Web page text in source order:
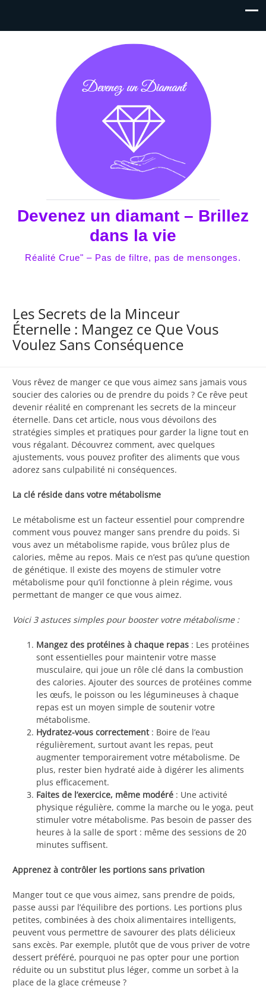
Devenez un diamant – Brillez
dans la vie
Réalité Crue" – Pas de filtre, pas de mensonges.
Les Secrets de la Minceur
Éternelle : Mangez ce Que Vous
Voulez Sans Conséquence
Vous rêvez de manger ce que vous aimez sans jamais vous
soucier des calories ou de prendre du poids ? Ce rêve peut
devenir réalité en comprenant les secrets de la minceur
éternelle. Dans cet article, nous vous dévoilons des
stratégies simples et pratiques pour garder la ligne tout en
vous régalant. Découvrez comment, avec quelques
ajustements, vous pouvez profiter des aliments que vous
adorez sans culpabilité ni conséquences.
La clé réside dans votre métabolisme
Le métabolisme est un facteur essentiel pour comprendre
comment vous pouvez manger sans prendre du poids. Si
vous avez un métabolisme rapide, vous brûlez plus de
calories, même au repos. Mais ce n’est pas qu’une question
de génétique. Il existe des moyens de stimuler votre
métabolisme pour qu’il fonctionne à plein régime, vous
permettant de manger ce que vous aimez.
Voici 3 astuces simples pour booster votre métabolisme :
Mangez des protéines à chaque repas : Les protéines
sont essentielles pour maintenir votre masse
musculaire, qui joue un rôle clé dans la combustion
des calories. Ajouter des sources de protéines comme
les œufs, le poisson ou les légumineuses à chaque
repas est un moyen simple de soutenir votre
métabolisme.
Hydratez-vous correctement: Boire de l’eau
régulièrement, surtout avant les repas, peut
augmenter temporairement votre métabolisme. De
plus, rester bien hydraté aide à digérer les aliments
plus efficacement.
Faites de l’exercice, même modéré : Une activité
physique régulière, comme la marche ou le yoga, peut
stimuler votre métabolisme. Pas besoin de passer des
heures à la salle de sport : même des sessions de 20
minutes suffisent.
Apprenez à contrôler les portions sans privation
Manger tout ce que vous aimez, sans prendre de poids,
passe aussi par l’équilibre des portions. Les portions plus
petites, combinées à des choix alimentaires intelligents,
peuvent vous permettre de savourer des plats délicieux
sans excès. Par exemple, plutôt que de vous priver de votre
dessert préféré, pourquoi ne pas opter pour une portion
réduite ou un substitut plus léger, comme un sorbet à la
place de la glace crémeuse ?